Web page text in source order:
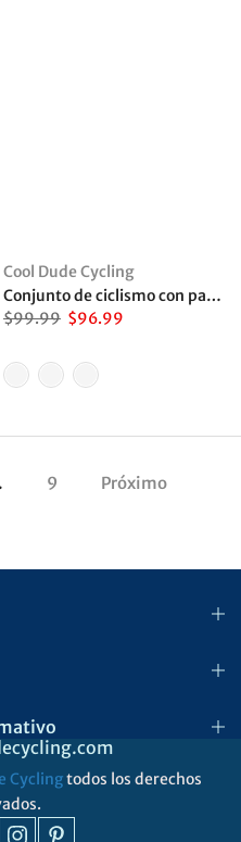
Cool Dude Cycling
Conjunto de ciclismo con pantalones de cuero
$99.99 $96.99
9 Próximo
Cyclingtodos los derechos